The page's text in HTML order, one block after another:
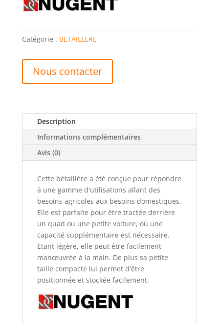
Catégorie : BETAILLERE
Nous contacter
Description
Informations complémentaires
Avis (0)
Cette bétaillère a été conçue pour répondre
à une gamme d'utilisations allant des
besoins agricoles aux besoins domestiques.
Elle est parfaite pour être tractée derrière
un quad ou une petite voiture, où une
capacité supplémentaire est nécessaire.
Etant légère, elle peut être facilement
manœuvrée à la main. De plus sa petite
taille compacte lui permet d'être
positionnée et stockée facilement.